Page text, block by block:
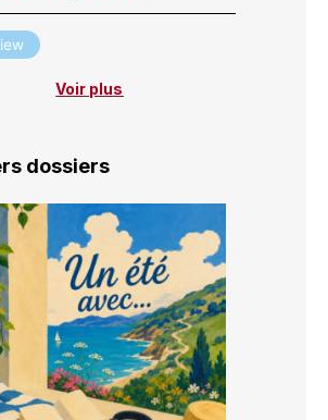
Voir plus
dossiers